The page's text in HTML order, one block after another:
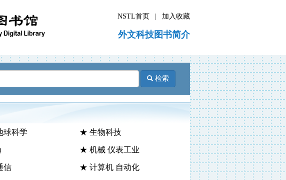
NSTL首页 加入收藏
外文科技图书简介
检索
球科学 ★ 生物科技
★ 机械 仪表工业
信 ★ 计算机 自动化